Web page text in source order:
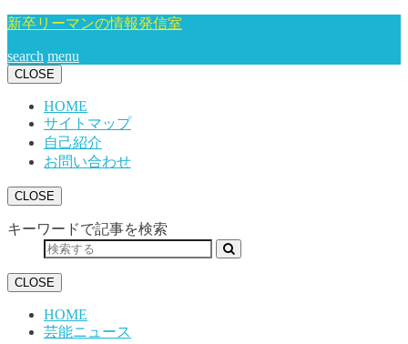
新卒リーマンの情報発信室
search menu
CLOSE
HOME
サイトマップ
自己紹介
お問い合わせ
CLOSE
キーワードで記事を検索
CLOSE
HOME
芸能ニュース